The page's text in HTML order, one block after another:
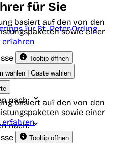
für Sie
für St. Peter-Ording
Tooltip öffnen
basiert auf den von den
sowie einer
erfahren
wählen | Gäste wählen
nach:
nach:
Tooltip öffnen
basiert auf den von den
sowie einer
erfahren